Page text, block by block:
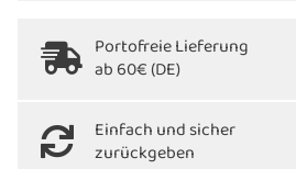
Portofreie Lieferung
ab 60€ (DE)
Einfach und sicher
zurückgeben